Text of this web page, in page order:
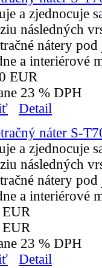
a zjednocuje
následných
nátery
a interiérové
EUR
23 % DPH
Detail
náter S-
a zjednocuje
následných
nátery
a interiérové
23 % DPH
Detail